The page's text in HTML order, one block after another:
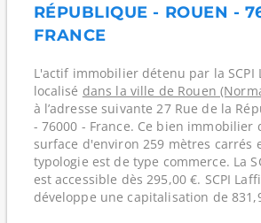
RÉPUBLIQUE - ROUEN -
FRANCE
L'actif immobilier détenu par la SCPI
localisé dans la ville de Rouen
à l’adresse suivante 27 Rue de la
- 76000 - France. Ce bien immobilier
surface d'environ 259 mètres carrés
typologie est de type commerce. La
est accessible dès 295,00 €. SCPI
développe une capitalisation de